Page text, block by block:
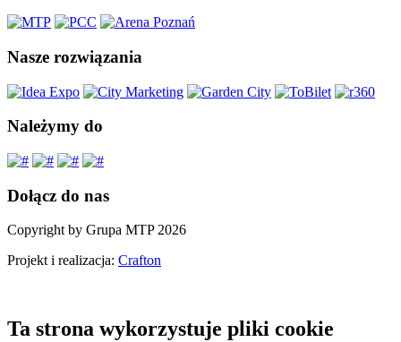
Nasze rozwiązania
Należymy do
Dołącz do nas
Copyright by Grupa MTP 2026
Projekt i realizacja: Crafton
Ta strona wykorzystuje pliki cookie